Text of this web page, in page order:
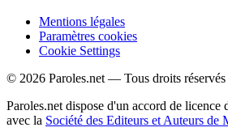
Mentions légales
Paramètres cookies
Cookie Settings
© 2026 Paroles.net — Tous droits réservés
Paroles.net dispose d'un accord de licence
avec la Société des Editeurs et Auteurs de